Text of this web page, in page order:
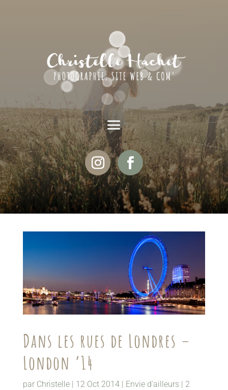
Dans les rues de Londres –
London ’14
par Christelle| 12 Oct 2014| Envie d'ailleurs
2